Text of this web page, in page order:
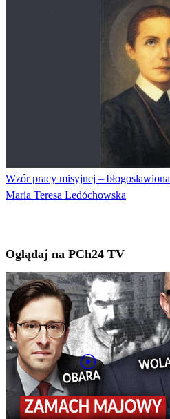
Wzór pracy misyjnej – błogosławiona
Maria Teresa Ledóchowska
Oglądaj na PCh24 TV